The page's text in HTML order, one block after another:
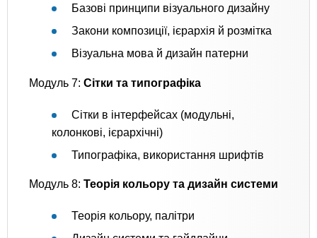
Базові принципи візуального дизайну
Закони композиції, ієрархія й розмітка
Візуальна мова й дизайн патерни
Модуль 7: Сітки та типографіка
Сітки в інтерфейсах (модульні,
колонкові, ієрархічні)
Типографіка, використання шрифтів
Модуль 8: Теорія кольору та дизайн системи
Теорія кольору, палітри